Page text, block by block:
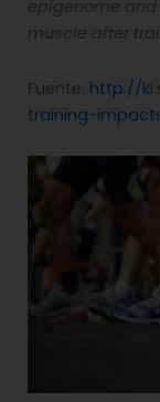
epigenome
muscle after
Fuente: http://
training-